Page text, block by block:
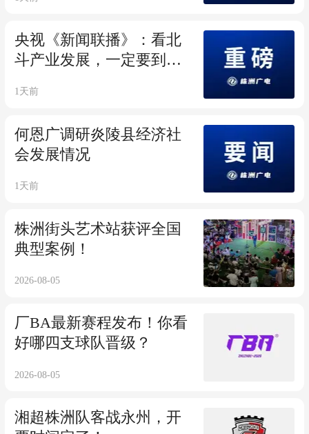
央视《新闻联播》：看北
斗产业发展，一定要到株
1天前
何恩广调研炎陵县经济社
会发展情况
1天前
株洲街头艺术站获评全国
典型案例！
2026-08-05
厂BA最新赛程发布！你看
好哪四支球队晋级？
2026-08-05
湘超株洲队客战永州，开